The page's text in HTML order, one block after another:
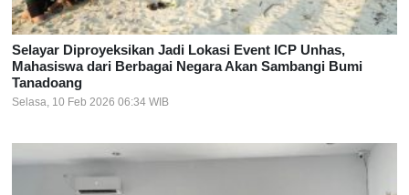
Selayar Diproyeksikan Jadi Lokasi Event ICP Unhas,
Mahasiswa dari Berbagai Negara Akan Sambangi Bumi
Tanadoang
Selasa, 10 Feb 2026 06:34 WIB